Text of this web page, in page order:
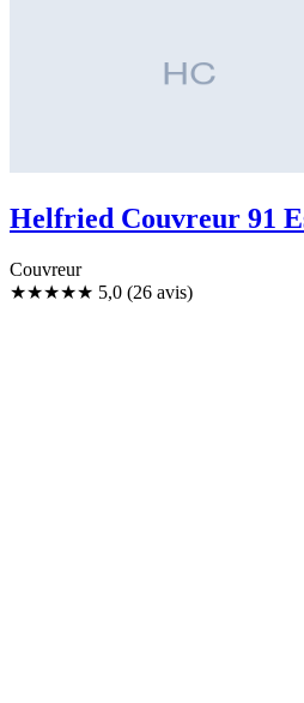
Helfried Couvreur 91
Couvreur
★★★★★ 5,0 (26 avis)